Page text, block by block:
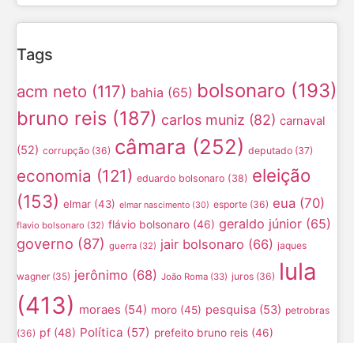
Tags
acm neto (117) bahia (65) bolsonaro (193)
bruno reis (187) carlos muniz (82) carnaval
(52) corrupção (36) câmara (252) deputado (37)
economia (121) eduardo bolsonaro (38) eleição
(153) elmar (43) elmar nascimento (30) esporte (36) eua (70)
flavio bolsonaro (32) flávio bolsonaro (46) geraldo júnior (65)
governo (87) guerra (32) jair bolsonaro (66) jaques
wagner(35) jerônimo (68) João Roma (33) juros (36) lula
(413) moraes (54) moro (45) pesquisa (53) petrobras
(36) pf (48) Política (57) prefeito bruno reis (46)